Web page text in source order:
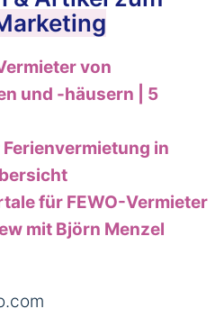
von
und -häusern | 5
in
für FEWO-Vermieter
mit Björn Menzel